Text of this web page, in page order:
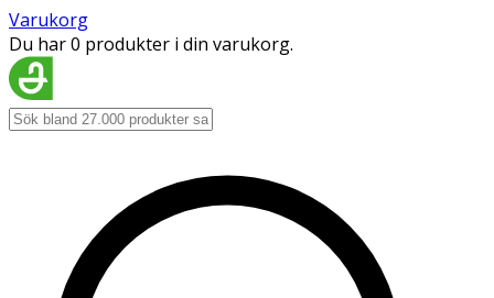
Varukorg
Du har 0 produkter i din varukorg.